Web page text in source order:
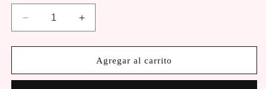
Reducir
cantidad
para
Aumentar
cantidad
para
Kauneus
Agregar al carrito